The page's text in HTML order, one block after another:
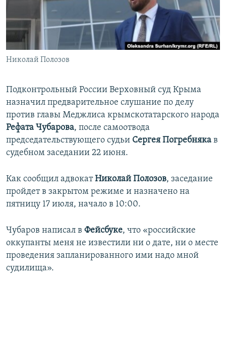
ПОБЕДИТЕЛЕЙ НЕ СУДЯТ?
КРЫМ.НЕПОКОРЕННЫЙ
УКРАИНСКАЯ ПРОБЛЕМА КРЫМА
ПРИСОЕДИНЯЙТЕСЬ!
Николай Полозов
Подконтрольный России Верховный суд Крыма
назначил предварительное слушание по делу
против главы Меджлиса крымскотатарского народа
Рефата Чубарова, после самоотвода
председательствующего судьи Сергея Погребняка в
судебном заседании 22 июня.
Как сообщил адвокатНиколай Полозов, заседание
пройдет в закрытом режиме и назначено на
пятницу 17 июля, начало в 10:00.
Чубаров написал в Фейсбуке, что «российские
оккупанты меня не известили ни о дате, ни о месте
проведения запланированного ими надо мной
судилища».